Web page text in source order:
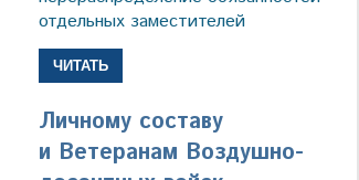
отдельных заместителей
ЧИТАТЬ
Личному составу
и Ветеранам Воздушно-